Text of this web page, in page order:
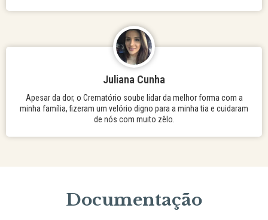
Juliana Cunha
Apesar da dor, o Crematório soube lidar da melhor forma com a
minha família, fizeram um velório digno para a minha tia e cuidaram
de nós com muito zêlo.
Documentação